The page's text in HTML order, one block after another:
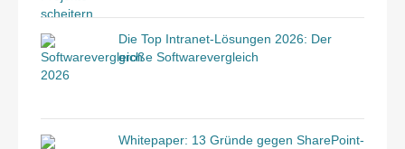
Die Top Intranet-Lösungen 2026: Der
große Softwarevergleich
Whitepaper: 13 Gründe gegen SharePoint-